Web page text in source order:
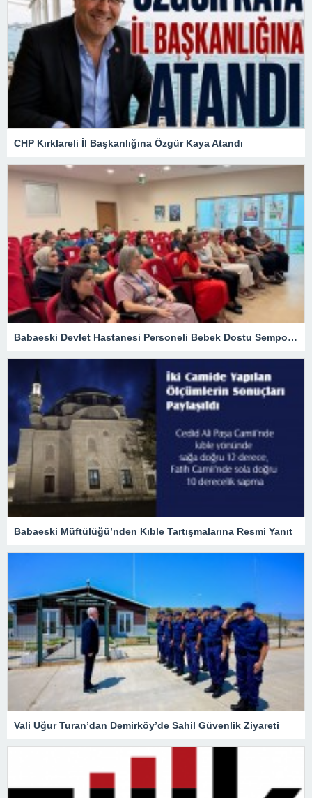
CHP Kırklareli İl Başkanlığına Özgür Kaya Atandı
Babaeski Devlet Hastanesi Personeli Bebek Dostu Sempozyumunda
Babaeski Müftülüğü’nden Kıble Tartışmalarına Resmi Yanıt
Vali Uğur Turan’dan Demirköy’de Sahil Güvenlik Ziyareti